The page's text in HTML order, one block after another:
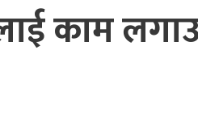
काम